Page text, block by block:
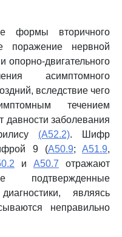
формы вторичного
поражение нервной
опорно-двигательного
асимптомного
вследствие чего
течением
давности заболевания
(A52.2). Шифр
9 (A50.9;A51.9,
и A50.7 отражают
являясь
неправильно